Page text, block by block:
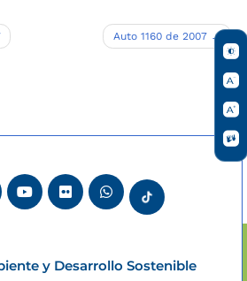
Auto 1160 de 2007
y Desarrollo Sostenible